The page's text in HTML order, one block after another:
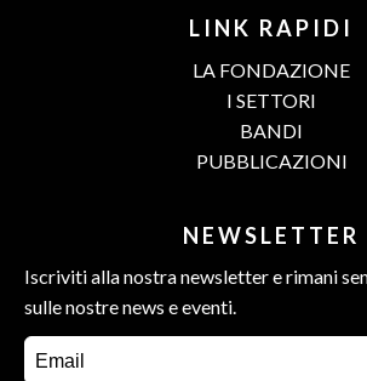
LINK RAPIDI
LA FONDAZIONE
I SETTORI
BANDI
PUBBLICAZIONI
NEWSLETTER
Iscriviti alla nostra newsletter e rimani
sulle nostre news e eventi.